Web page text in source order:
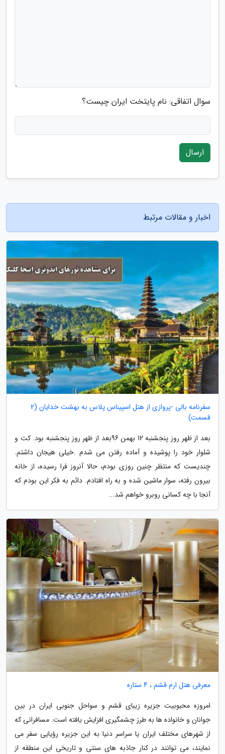
سوال اتفاقی: نام پایتخت ایران چیست؟
ارسال
اخبار و مقالات مرتبط
سفرنامه بالی -پروازی از هتل اسپیناس پلاس به بهشت خدایان (2
قسمت)
بعد از ظهر روز پنجشنبه 12 بهمن 96بعد از ظهر روز پنجشنبه بود. کت و
شلوار خود را پوشیده و آماده رفتن می شدم .خیلی هیجان داشتم.
چندیست که منتظر چنین روزی بودم، حالا آنروز فرا رسیده، از خانه
بیرون رفته، سوار ماشین شده و به راه افتادم. دائم به فکر این بودم که
آنجا با چه کسانی روبرو خواهم شد...
معرفی هتل ارم قشم ، 4 ستاره
امروزه محبوبیت جزیره زیبای قشم و سواحل جنوبی ایران در بین
جوانان و خانواده ها به طرز چشمگیری افزایش یافته است. مسافرانی که
از شهرهای مختلف ایران یا سراسر دنیا به این جزیره رؤیایی سفر می
نمایند، می توانند در کنار جاذبه های سنتی و تاریخی این منطقه از